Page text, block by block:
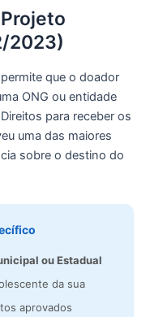
2023)
permite que o doador
ONG ou entidade
para receber os
uma das maiores
sobre o destino do
ou Estadual
da sua
aprovados